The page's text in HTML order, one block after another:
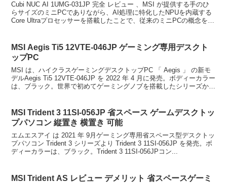
Cubi NUC AI 1UMG-031JP 完全 レビュー 、MSI が提供する手のひ
らサイズのミニPCでありながら、AI処理に特化したNPUを内蔵する
Core Ultraプロセッサーを搭載したことで、従来のミニPCの概念を覆
MSI Aegis Ti5 12VTE-046JP ゲーミング専用デスクト
ップPC
MSI は、ハイクラスゲーミングデスクトップPC 「 Aegis 」 の新モ
デルAegis Ti5 12VTE-046JP を 2022 年 4 月に発売。ボディーカラー
は、ブラック。世界で初めてゲーミングノブを搭載したシリーズから
MSI Trident 3 11SI-056JP 省スペース ゲームデスクトッ
プパソコン 縦置き 横置き 可能
エムエスアイ は 2021 年 9月ゲーミング専用省スペース型デスクトッ
プパソコン Trident 3 シリーズより Trident 3 11SI-056JP を発売。ボ
ディーカラーは、ブラック。Trident 3 11SI-056JPコン...
MSI Trident AS レビュー デメリット 省スペースゲーミ